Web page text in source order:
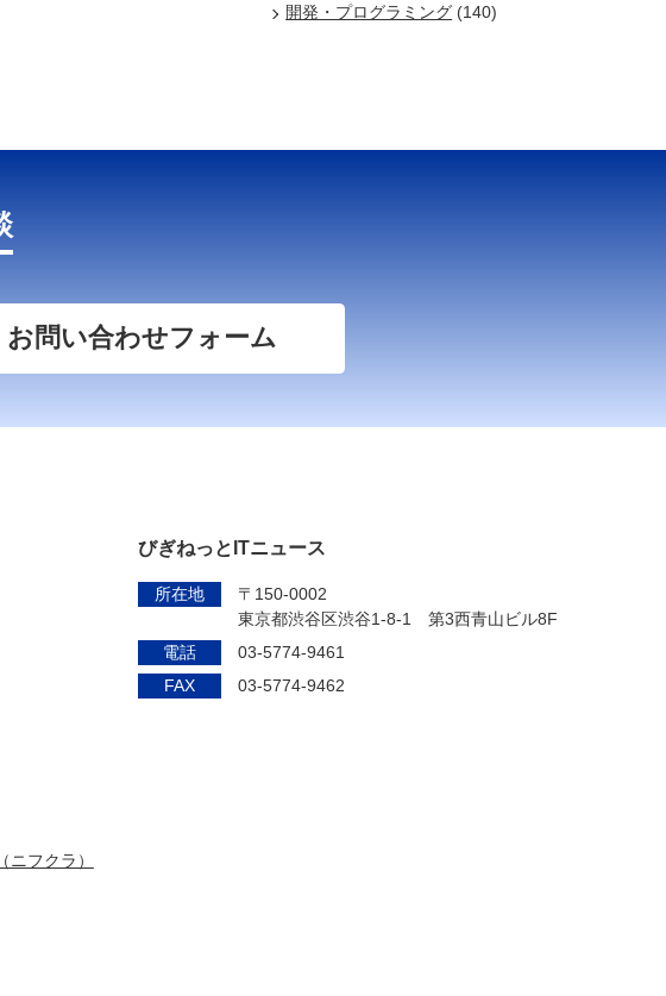
開発・プログラミング (140)
お問い合わせフォーム
フクラ）
びぎねっとITニュース
所在地
〒150-0002
東京都渋谷区渋谷1-8-1 第3西青山ビル8F
電話
03-5774-9461
FAX
03-5774-9462